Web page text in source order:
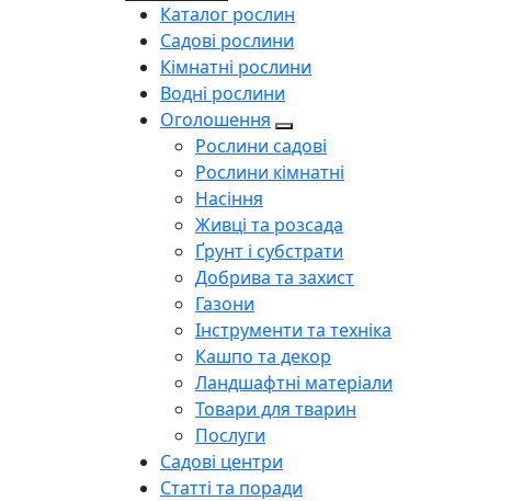
Каталог рослин
Садові рослини
Кімнатні рослини
Водні рослини
Оголошення
Рослини садові
Рослини кімнатні
Насіння
Живці та розсада
Ґрунт і субстрати
Добрива та захист
Газони
Інструменти та техніка
Кашпо та декор
Ландшафтні матеріали
Товари для тварин
Послуги
Садові центри
Статті та поради